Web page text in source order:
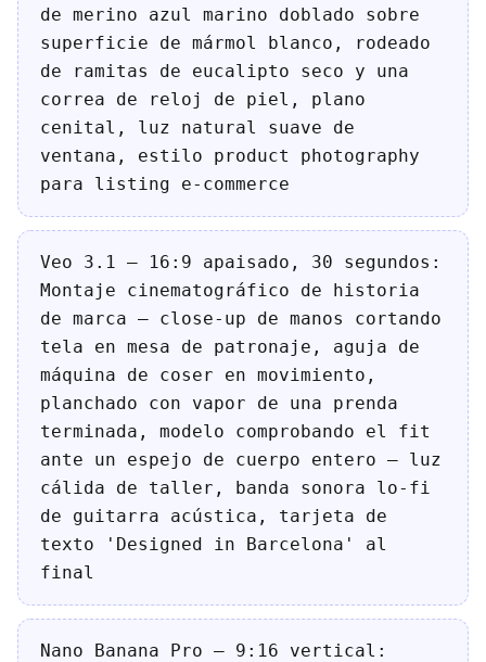
de merino azul marino doblado sobre
superficie de mármol blanco, rodeado
de ramitas de eucalipto seco y una
correa de reloj de piel, plano
cenital, luz natural suave de
ventana, estilo product photography
para listing e-commerce
Veo 3.1 — 16:9 apaisado, 30 segundos:
Montaje cinematográfico de historia
de marca — close-up de manos cortando
tela en mesa de patronaje, aguja de
máquina de coser en movimiento,
planchado con vapor de una prenda
terminada, modelo comprobando el fit
ante un espejo de cuerpo entero — luz
cálida de taller, banda sonora lo-fi
de guitarra acústica, tarjeta de
texto 'Designed in Barcelona' al
final
Nano Banana Pro — 9:16 vertical: